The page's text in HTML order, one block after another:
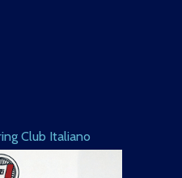
Club Italiano